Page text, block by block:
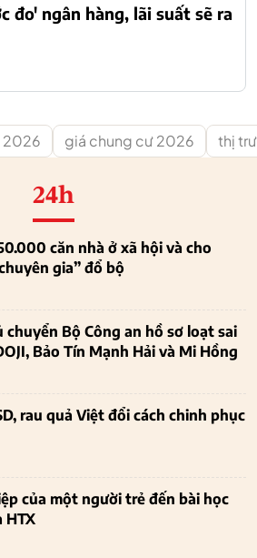
đo' ngân hàng, lãi suất sẽ ra
2026 giá chung cư 2026 thị
24h
căn nhà ở xã hội và cho
gia” đổ bộ
Bộ Công an hồ sơ loạt sai
Bảo Tín Mạnh Hải và Mi Hồng
rau quả Việt đổi cách chinh phục
của một người trẻ đến bài học
HTX